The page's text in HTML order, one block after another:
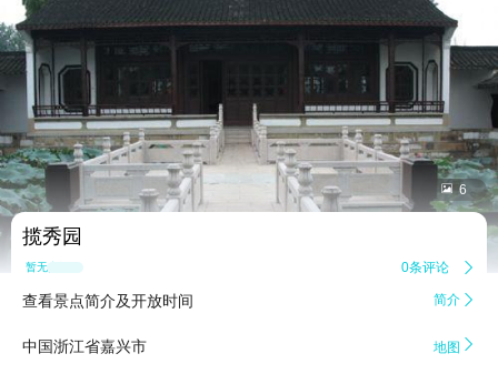
 6
揽秀园
暂无点评 0条评论 
查看景点简介及开放时间 简介 
中国浙江省嘉兴市 地图 
